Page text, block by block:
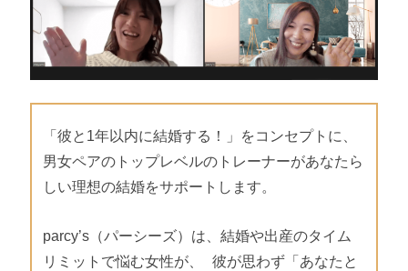
「彼と1年以内に結婚する！」をコンセプトに、
男女ペアのトップレベルのトレーナーがあなたら
しい理想の結婚をサポートします。
parcy’s（パーシーズ）は、結婚や出産のタイム
リミットで悩む女性が、 彼が思わず「あなたと